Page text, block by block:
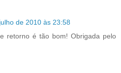
de 2010 às 23:58
retorno é tão bom! Obrigada pelo